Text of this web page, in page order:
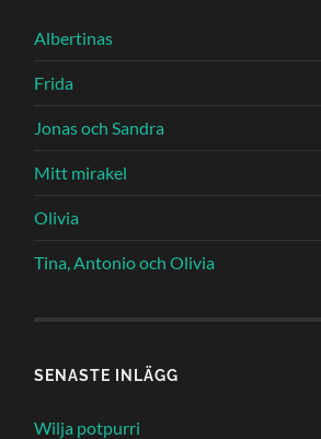
Albertinas
Frida
Jonas och Sandra
Mitt mirakel
Olivia
Tina, Antonio och Olivia
SENASTE INLÄGG
Wilja potpurri